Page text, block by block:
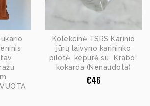
Kolekcinė TSRS Karinio
jūrų laivyno karininko
pilotė, kepurė su „Krabo“
kokarda (Nenaudota)
€46